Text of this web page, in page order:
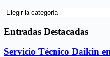
Categorías
Entradas Destacadas
Servicio Técnico Daikin